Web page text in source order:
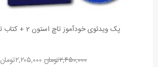
پک ویدئوی خودآموز تاچ استون 2 + کتاب تاچ استون 2
تومان۲,۴۵۰,۰۰۰ تومان۲,۲۰۵,۰۰۰